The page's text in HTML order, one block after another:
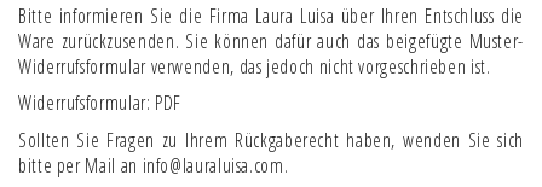
Bitte informieren Sie die Firma Laura Luisa über Ihren Entschluss die
Ware zurückzusenden. Sie können dafür auch das beigefügte Muster-
Widerrufsformular verwenden, das jedoch nicht vorgeschrieben ist.
Widerrufsformular: PDF
Sollten Sie Fragen zu Ihrem Rückgaberecht haben, wenden Sie sich
bitte per Mail an info@lauraluisa.com.